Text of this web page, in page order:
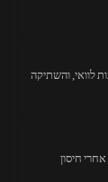
לוואי, והשתיקה
17 חודשים אחרי חיסון